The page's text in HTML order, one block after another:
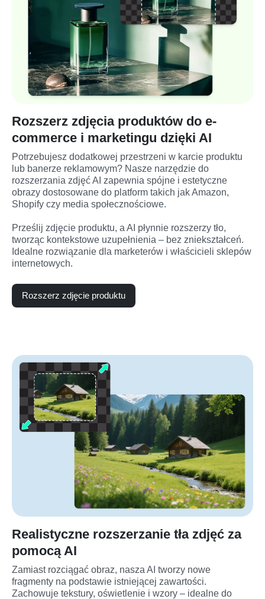
Rozszerz zdjęcia produktów do e-
commerce i marketingu dzięki AI
Potrzebujesz dodatkowej przestrzeni w karcie produktu
lub banerze reklamowym? Nasze narzędzie do
rozszerzania zdjęć AI zapewnia spójne i estetyczne
obrazy dostosowane do platform takich jak Amazon,
Shopify czy media społecznościowe.
Prześlij zdjęcie produktu, a AI płynnie rozszerzy tło,
tworząc kontekstowe uzupełnienia – bez zniekształceń.
Idealne rozwiązanie dla marketerów i właścicieli sklepów
internetowych.
Rozszerz zdjęcie produktu
Realistyczne rozszerzanie tła zdjęć za
pomocą AI
Zamiast rozciągać obraz, nasza AI tworzy nowe
fragmenty na podstawie istniejącej zawartości.
Zachowuje tekstury, oświetlenie i wzory – idealne do